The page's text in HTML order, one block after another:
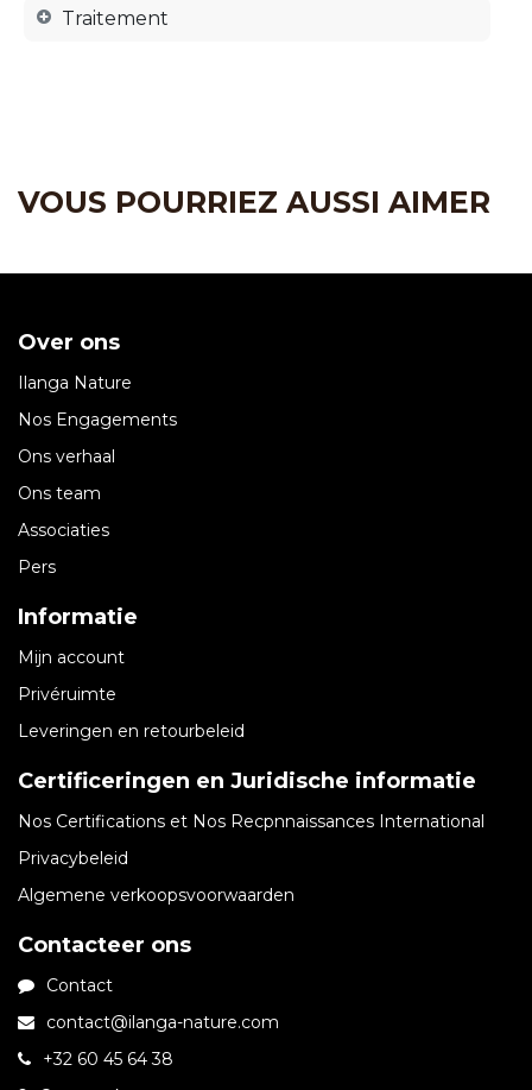
Traitement
VOUS POURRIEZ AUSSI AIMER
Over ons
Ilanga Nature
Nos Engagements
Ons verhaal
Ons team
Associaties
Pers
Informatie
Mijn account
Privéruimte
Leveringen en retourbeleid
Certificeringen en Juridische informatie​
Nos Certifications et Nos Recpnnaissances International
Privacybeleid
Algemene verkoopsvoorwaarden
Contacteer ons
Contact
contact@ilanga-nature.com
+32 60 45 64 38